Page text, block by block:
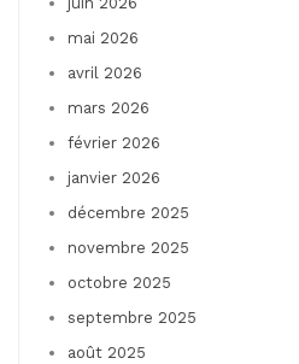
mai 2026
avril 2026
mars 2026
février 2026
janvier 2026
décembre 2025
novembre 2025
octobre 2025
septembre 2025
août 2025